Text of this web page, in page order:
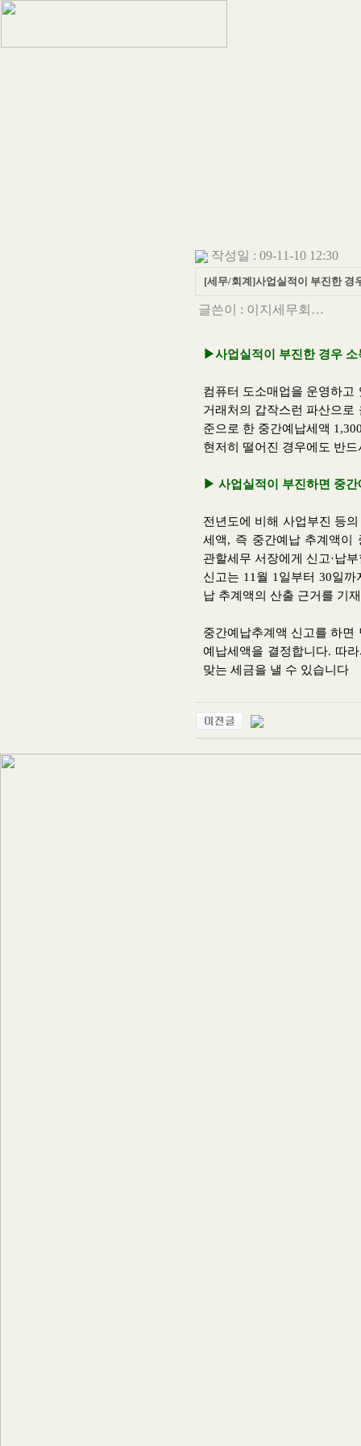
작성일 : 09-11-10 12:30
[세무/회계]사업실적이 부진한 경
글쓴이 : 이지세무회…
▶사업실적이 부진한 경우
컴퓨터 도소매업을 운영하
거래처의 갑작스런 파산으로
준으로 한 중간예납세액
현저히 떨어진 경우에도 반
▶ 사업실적이 부진하면 중
전년도에 비해 사업부진 등
세액, 즉 중간예납 추계액이
관할세무 서장에게 신고·납
신고는 11월 1일부터 30일
납 추계액의 산출 근거를 기
중간예납추계액 신고를 하면
예납세액을 결정합니다. 따
맞는 세금을 낼 수 있습니다